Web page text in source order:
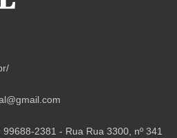
2381 - Rua Rua 3300, nº 341